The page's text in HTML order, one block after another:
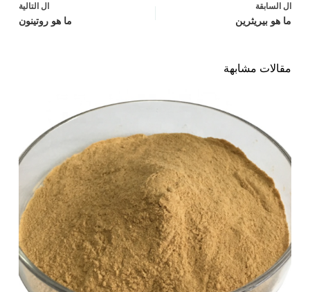
ال السابقة
ما هو بيريثرين
ال التالية
ما هو روتينون
مقالات مشابهة